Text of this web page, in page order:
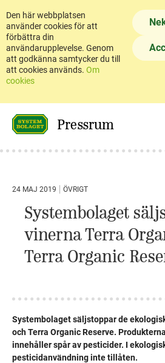
Den här webbplatsen
använder cookies för att
förbättra din
användarupplevelse. Genom
att godkänna samtycker du till
att cookies används. Om
cookies
Pressrum
24 MAJ 2019 ÖVRIGT
Systembolaget
vinerna Terra
Terra Organic
Systembolaget säljstoppar de
och Terra Organic Reserve.
innehåller spår av pesticider. I
pesticidanvändning inte tillåten.